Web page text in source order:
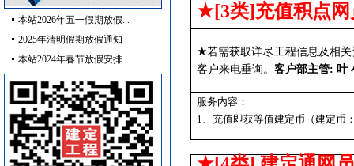
门窗玻璃
[采购中]
陶瓷块料 [采购中]
给排水管件 [采购中]
电气控制开关 [采购中]
电梯工程 [采购中]
管材管件 [采购中]
空调设备
[采购中]
消防 [采购中]
本站2026年五一假期放假...
2025年清明假期放假通知
本站2024年春节放假安排
★[3类]充值积点网
★若需获取详尽工程信息及相
客户来电垂询。客户部主管: 叶
服务内容：
1、充值即获等值建定币（建定币